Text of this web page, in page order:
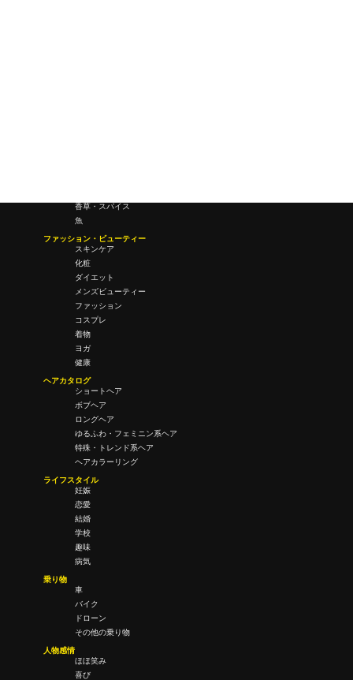
香草・スパイス
魚
ファッション・ビューティー
スキンケア
化粧
ダイエット
メンズビューティー
ファッション
コスプレ
着物
ヨガ
健康
ヘアカタログ
ショートヘア
ボブヘア
ロングヘア
ゆるふわ・フェミニン系ヘア
特殊・トレンド系ヘア
ヘアカラーリング
ライフスタイル
妊娠
恋愛
結婚
学校
趣味
病気
乗り物
車
バイク
ドローン
その他の乗り物
人物感情
ほほ笑み
喜び